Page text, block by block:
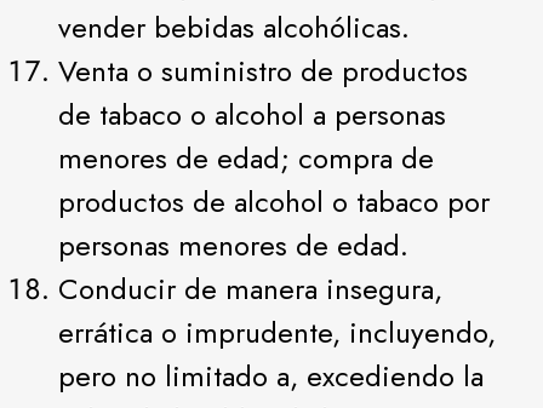
vender bebidas alcohólicas.
Venta o suministro de productos
de tabaco o alcohol a personas
menores de edad; compra de
productos de alcohol o tabaco por
personas menores de edad.
Conducir de manera insegura,
errática o imprudente, incluyendo,
pero no limitado a, excediendo la